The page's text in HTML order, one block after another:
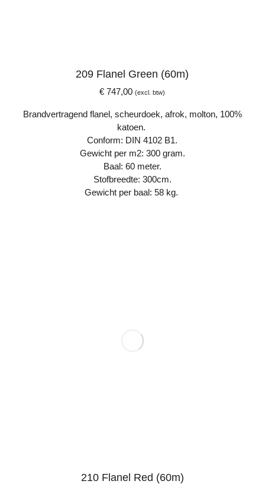
209 Flanel Green (60m)
€ 747,00 (excl. btw)
Brandvertragend flanel, scheurdoek, afrok, molton, 100%
katoen.
Conform: DIN 4102 B1.
Gewicht per m2: 300 gram.
Baal: 60 meter.
Stofbreedte: 300cm.
Gewicht per baal: 58 kg.
210 Flanel Red (60m)